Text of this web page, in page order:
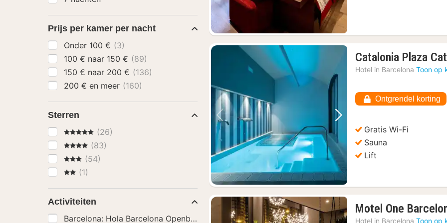
Vorige foto Volgende foto
Catalonia Plaza
Hotel in Barcelona Toon op
Ontgrendel korting
Gratis Wi-Fi
Sauna
Lift
Motel One
Hotel in Barcelona Toon op
Prijs per kamer per nacht
Onder 100 € (3)
100 € naar 150 € (89)
150 € naar 200 € (136)
200 € en meer (160)
Sterren
5 Sterren(26)
4 Sterren(83)
3 Sterren
(54)
2 Sterren
(1)
Activiteiten
Barcelona: Hola Barcelona Openbaar Vervoer Reiskaart(164)